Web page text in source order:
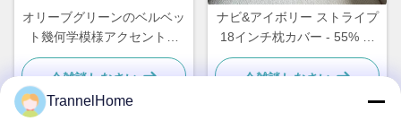
オリーブグリーンのベルベッ
ト幾何学模様アクセント枕
モダンな幾何学模様のクッシ
ョン 羽毛充填
今雑談しなさい
ナビ&アイボリー ストライプ
18インチ枕カバー - 55% リ
ネン 45% ビスコス クッショ
ンケース モダンデコレーシ
今雑談しなさい
TrannelHome